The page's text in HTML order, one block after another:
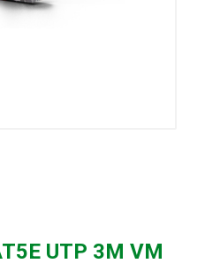
UTP 3M VM